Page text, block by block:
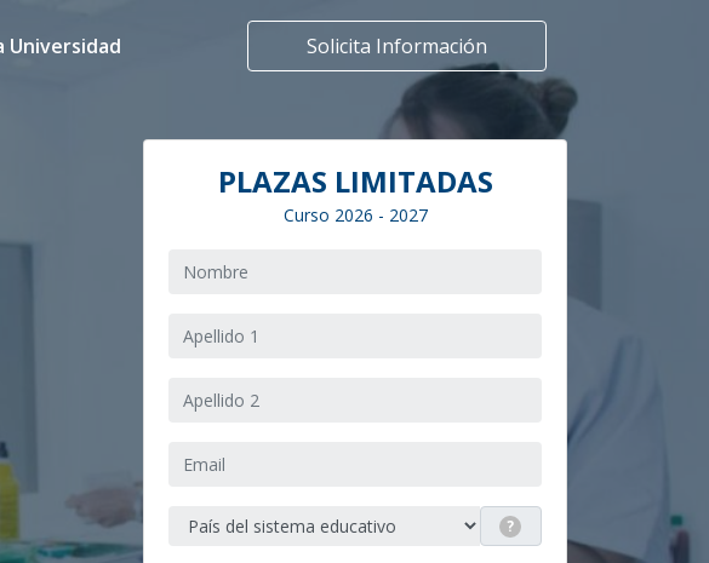
Universidad Solicita Información
PLAZAS LIMITADAS
Curso 2026 - 2027
?